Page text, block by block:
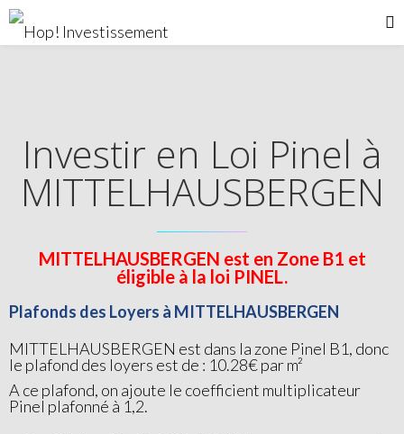
Investir en Loi Pinel à
MITTELHAUSBERGEN
MITTELHAUSBERGEN est en Zone B1 et
éligible à la loi PINEL.
Plafonds des Loyers à MITTELHAUSBERGEN
MITTELHAUSBERGEN est dans la zone Pinel B1, donc
le plafond des loyers est de : 10.28€ par m²
A ce plafond, on ajoute le coefficient multiplicateur
Pinel plafonné à 1,2.